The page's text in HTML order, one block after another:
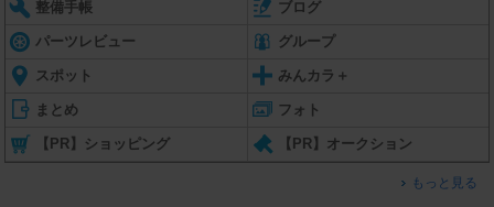
整備手帳 ブログ
パーツレビュー グループ
スポット みんカラ＋
まとめ フォト
【PR】ショッピング 【PR】オークション
もっと見る